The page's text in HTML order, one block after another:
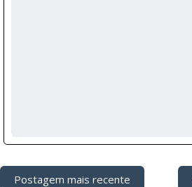
Postagem mais recente